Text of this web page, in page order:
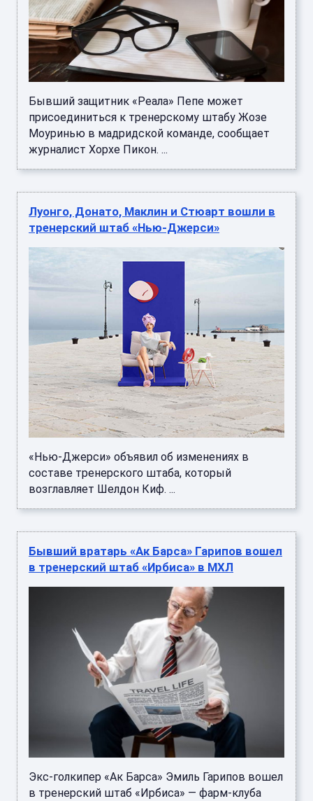
Бывший защитник «Реала» Пепе может
присоединиться к тренерскому штабу Жозе
Моуринью в мадридской команде, сообщает
журналист Хорхе Пикон. ...
Луонго, Донато, Маклин и Стюарт вошли в
тренерский штаб «Нью-Джерси»
«Нью-Джерси» объявил об изменениях в
составе тренерского штаба, который
возглавляет Шелдон Киф. ...
Бывший вратарь «Ак Барса» Гарипов вошел
в тренерский штаб «Ирбиса» в МХЛ
Экс-голкипер «Ак Барса» Эмиль Гарипов вошел
в тренерский штаб «Ирбиса» — фарм-клуба